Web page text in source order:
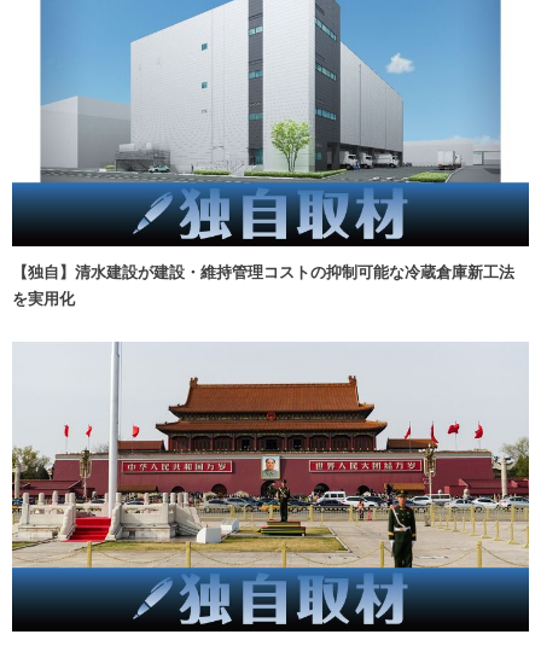
【独自】清水建設が建設・維持管理コストの抑制可能な冷蔵倉庫新工法
を実用化